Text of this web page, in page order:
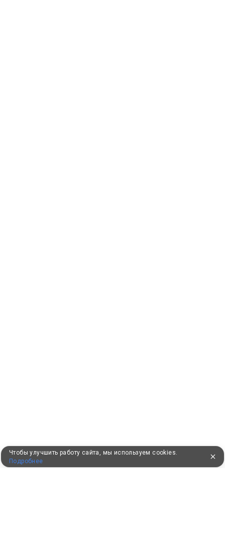
Чтобы улучшить работу сайта, мы используем cookies.
Подробнее